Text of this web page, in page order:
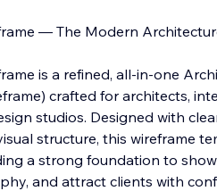
— The Modern
is a refined, all-in-one
crafted for architects,
studios. Designed with
structure, this wireframe
a strong foundation to
and attract clients with